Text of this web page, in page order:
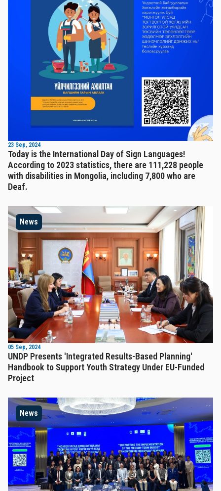
23 Sep, 2024
Today is the International Day of Sign Languages!
According to 2023 statistics, there are 111,228 people
with disabilities in Mongolia, including 7,800 who are
Deaf.
News
05 Sep, 2024
UNDP Presents 'Integrated Results-Based Planning'
Handbook to Support Youth Strategy Under EU-Funded
Project
News